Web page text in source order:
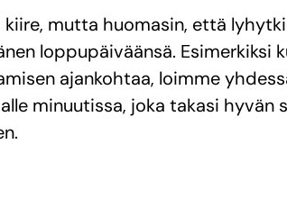
kiire, mutta huomasin, että
loppupäiväänsä. Esimerkiksi
ajankohtaa, loimme
minuutissa, joka takasi hyvän